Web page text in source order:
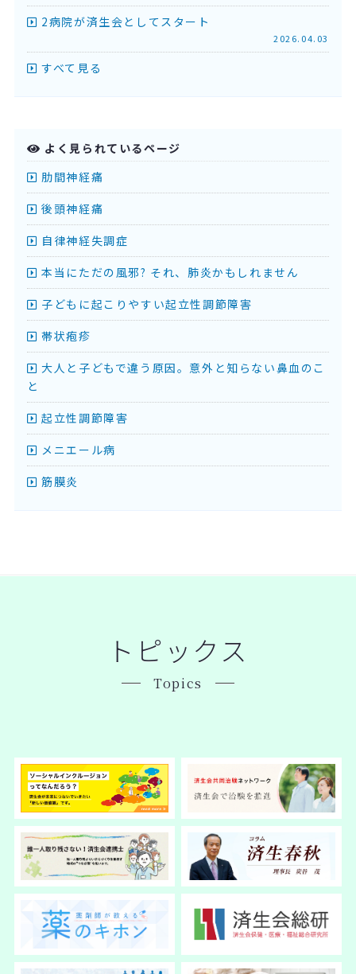
2病院が済生会としてスタート
2026.04.03
すべて見る
よく見られているページ
肋間神経痛
後頭神経痛
自律神経失調症
本当にただの風邪? それ、肺炎かもしれません
子どもに起こりやすい起立性調節障害
帯状疱疹
大人と子どもで違う原因。意外と知らない鼻血のこ
と
起立性調節障害
メニエール病
筋膜炎
トピックス
Topics